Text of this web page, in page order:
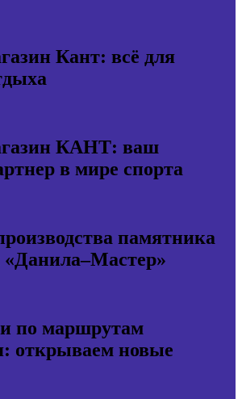
Кант: всё для
КАНТ: ваш
в мире спорта
памятника
по маршрутам
открываем новые